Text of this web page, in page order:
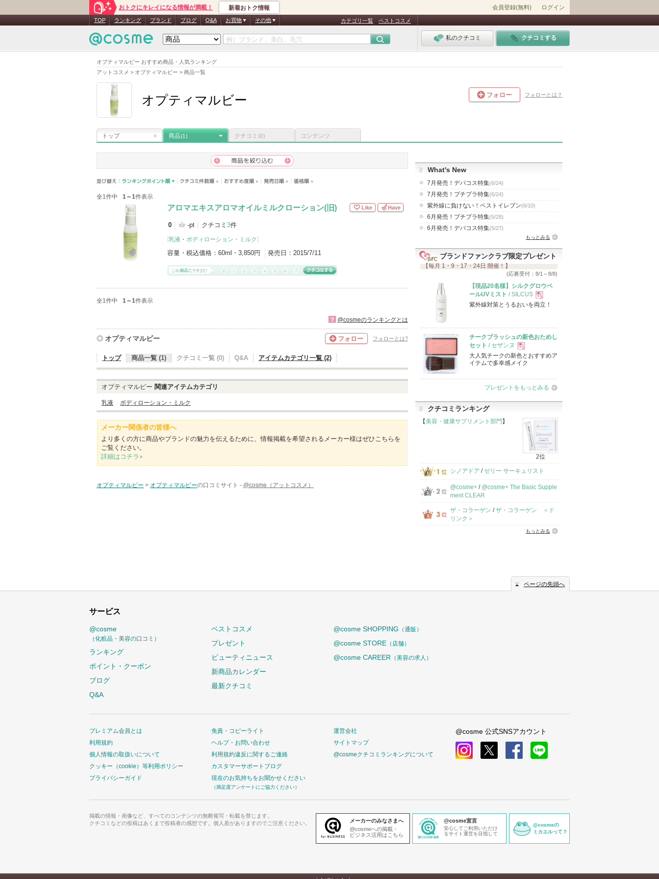
オプティマルビー おすすめ商品・人気ランキング
アットコスメ > オプティマルビー > 商品一覧
おトクにキレイになる情報が満載！ 新着おトク情報 会員登録(無料) ログイン
TOP ランキング ブランド ブログ Q&A お買物 その他 カテゴリ一覧 ベストコスメ
私のクチコミ クチコミする
オプティマルビー フォロー フォローとは？
トップ 商品(1) クチコミ (0) コンテンツ
全1件中 1～1件表示
アロマエキスアロマオイルミルクローション(旧)
0 -pt クチコミ 3件
[乳液 ・ ボディローション・ミルク]
容量・税込価格： 60ml・3,850円 発売日： 2015/7/11
Like Have
全1件中 1～1件表示
? @cosmeのランキングとは
オプティマルビー フォロー フォローとは?
トップ 商品一覧 (1) クチコミ一覧 (0) Q&A アイテムカテゴリ一覧 (2)
オプティマルビー 関連アイテムカテゴリ
乳液 ボディローション・ミルク
メーカー関係者の皆様へ
より多くの方に商品やブランドの魅力を伝えるために、情報掲載を希望されるメーカー様はぜひこちらを
ご覧ください。
詳細はコチラ»
オプティマルビー > オプティマルビーの口コミサイト - @cosme（アットコスメ）
What's New
7月発売！デパコス特集(6/24)
7月発売！プチプラ特集(6/24)
紫外線に負けない！ベストイレブン(6/10)
6月発売！プチプラ特集(5/28)
6月発売！デパコス特集(5/27)
もっとみる
ブランドファンクラブ限定プレゼント
【毎月 1・9・17・24日 開催！】
(応募受付：8/1～8/8)
【現品20名様】シルクグロウベ
ールUVミスト / SILCUS
現
品
紫外線対策とうるおいを両立！
チークブラッシュの新色おためし
セット / セザンヌ
現
品
大人気チークの新色とおすすめア
イテムで多幸感メイク
プレゼントをもっとみる
クチコミランキング
【美容・健康サプリメント部門 】
2位
シノアドア /ゼリー サーキュリスト
@cosme+ / @cosme+ The Basic Supple
ment CLEAR
ザ・コラーゲン /ザ・コラーゲン ＜ド
リンク＞
もっとみる
ページの先頭へ
サービス
@cosme
（化粧品・美容の口コミ）
ランキング
ポイント・クーポン
ブログ
Q&A
ベストコスメ
プレゼント
ビューティニュース
新商品カレンダー
最新クチコミ
@cosme SHOPPING （通販）
@cosme STORE （店舗）
@cosme CAREER （美容の求人）
プレミアム会員とは
利用規約
個人情報の取扱いについて
クッキー（cookie）等利用ポリシー
プライバシーガイド
免責・コピーライト
ヘルプ・お問い合わせ
利用規約違反に関するご連絡
カスタマーサポートブログ
現在のお気持ちをお聞かせください
（満足度アンケートにご協力ください）
運営会社
サイトマップ
@cosmeクチコミランキングについて
@cosme 公式SNSアカウント
掲載の情報・画像など、すべてのコンテンツの無断複写・転載を禁じます。
クチコミなどの投稿はあくまで投稿者の感想です。個人差がありますのでご注意ください。
メーカーのみなさまへ
@cosmeへの掲載・
ビジネス活用はこちら
@cosme宣言
安心してご利用いただけ
るサイト運営を目指して
@cosmeの
ミカエルって？